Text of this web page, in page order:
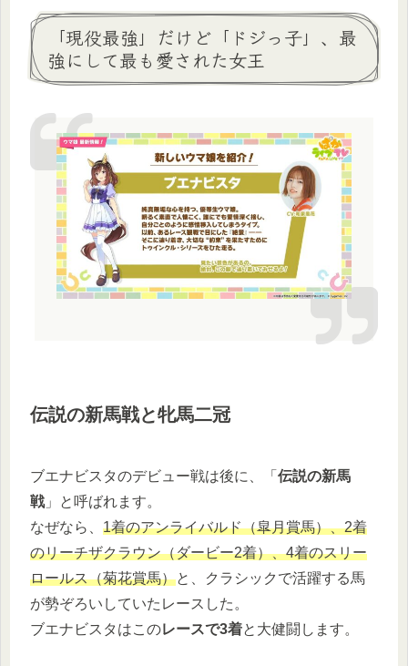
「現役最強」だけど「ドジっ子」、最
強にして最も愛された女王
伝説の新馬戦と牝馬二冠
ブエナビスタのデビュー戦は後に、「 伝説の新馬
戦」と呼ばれます。
なぜなら、 1着のアンライバルド（皐月賞馬）、2着
のリーチザクラウン（ダービー2着）、4着のスリー
ロールス（菊花賞馬）と、クラシックで活躍する馬
が勢ぞろいしていたレースした。
ブエナビスタはこのレースで3着と大健闘します。